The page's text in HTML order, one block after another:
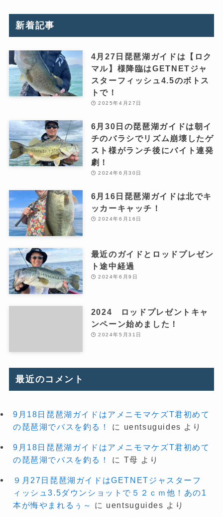
新着記事
4月27日琵琶湖ガイドは【ロク
マル】様降臨はGETNETジャ
スターフィッシュ4.5のボトス
トで！
2025年4月27日
6月30日の琵琶湖ガイドは朝イ
チのバラシでリズム崩壊したゲ
スト様がランチ後にバイト連発
劇！
2024年6月30日
6月16日琵琶湖ガイドは北でキ
ッカーキャッチ！
2024年6月16日
最近のガイドとロッドプレゼン
ト途中経過
2024年6月9日
2024 ロッドプレゼントキャ
ンペーン始めました！
2024年5月31日
最近のコメント
9月18日琵琶湖ガイドはアメニモマケズT君初めて
の琵琶湖でバスを釣る！
に uentsuguides より
9月18日琵琶湖ガイドはアメニモマケズT君初めて
の琵琶湖でバスを釣る！
に T母 より
９月27日琵琶湖ガイドはGETNETジャスターフ
ィッシュ3.5ダウンショットで５２ｃｍ他！あの1
本が悔やまれるぅ～
に uentsuguides より